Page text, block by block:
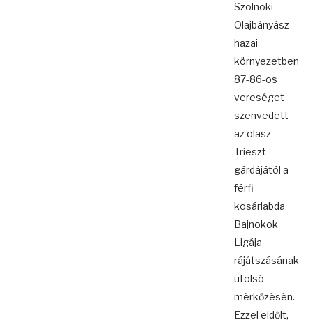
Szolnoki
Olajbányász
hazai
környezetben
87-86-os
vereséget
szenvedett
az olasz
Trieszt
gárdájától a
férfi
kosárlabda
Bajnokok
Ligája
rájátszásának
utolsó
mérkőzésén.
Ezzel eldőlt,